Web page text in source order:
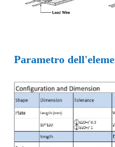
Parametro